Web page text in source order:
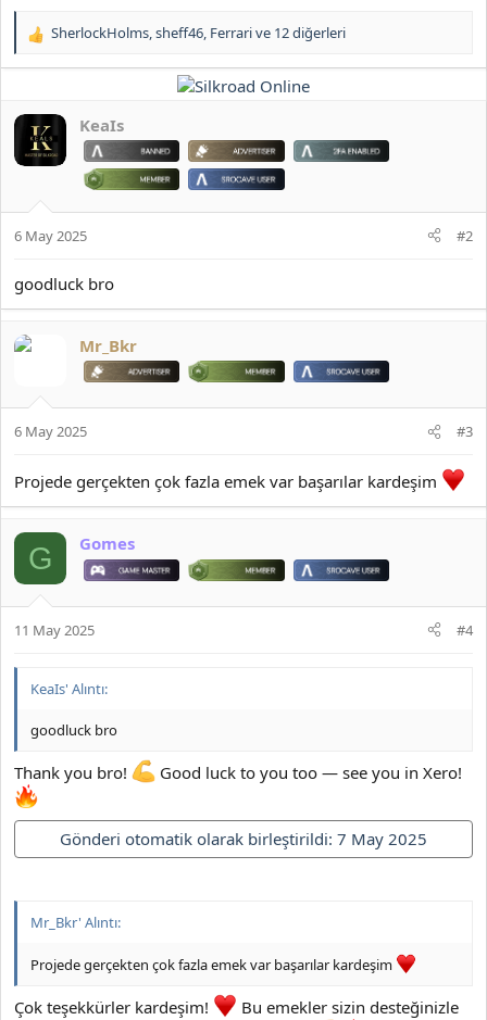
T
i
e
SherlockHolms,sheff46, Ferrarive 12 diğerleri
KeaIs
6 May 2025 #2
goodluck bro
Mr_Bkr
6 May 2025 #3
Projede gerçekten çok fazla emek var başarılar kardeşim
G Gomes
11 May 2025 #4
KeaIs' Alıntı:
goodluck bro
Thank you bro! Good luck to you too — see you in Xero!
Gönderi otomatik olarak birleştirildi: 7 May 2025
Mr_Bkr' Alıntı:
Projede gerçekten çok fazla emek var başarılar kardeşim
Çok teşekkürler kardeşim!
Bu emekler sizin desteğinizle